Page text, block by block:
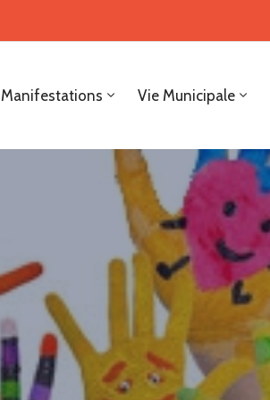
Manifestations Vie Municipale